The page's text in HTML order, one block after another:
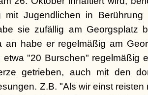
mit Jugendlichen in
sie zufällig am Georgsplatz
an habe er regelmäßig am
"20 Burschen" regelmäßig
getrieben, auch mit den
Z.B. "Als wir einst